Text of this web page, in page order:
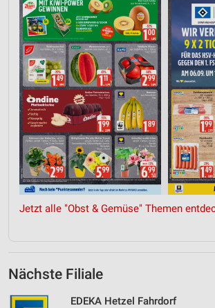
Jetzt alle "Obst & Gemüse" Themen
Nächste Filiale
EDEKA Hetzel Fahrdorf